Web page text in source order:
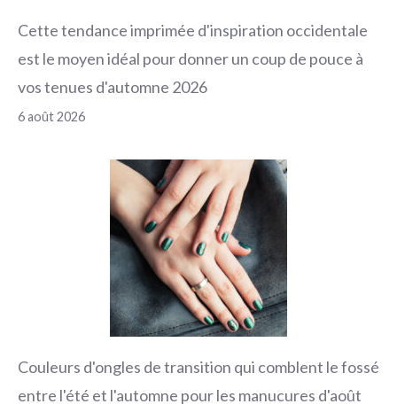
Cette tendance imprimée d'inspiration occidentale
est le moyen idéal pour donner un coup de pouce à
vos tenues d'automne 2026
6 août 2026
Couleurs d'ongles de transition qui comblent le fossé
entre l'été et l'automne pour les manucures d'août